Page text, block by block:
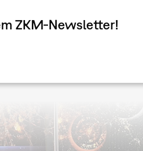
ZKM-Newsletter!